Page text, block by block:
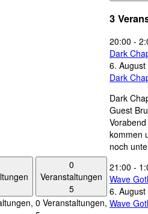
0
Veranstaltungen
5
0 Veranstaltungen,
3
20:00 -
Dark
6.
Dark
Dark
Guest
kommen
noch
21:00 -
Wave
6.
Wave